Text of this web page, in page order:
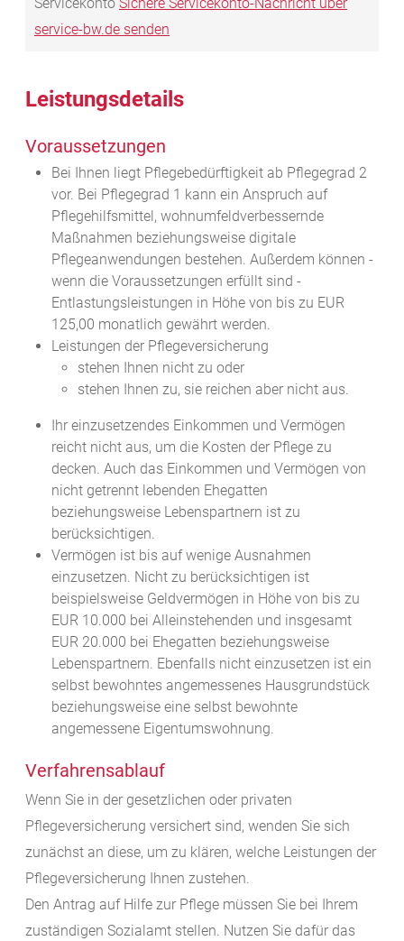
Servicekonto Sichere Servicekonto-Nachricht über
service-bw.de senden
Leistungsdetails
Voraussetzungen
Bei Ihnen liegt Pflegebedürftigkeit ab Pflegegrad 2
vor. Bei Pflegegrad 1 kann ein Anspruch auf
Pflegehilfsmittel, wohnumfeldverbessernde
Maßnahmen beziehungsweise digitale
Pflegeanwendungen bestehen. Außerdem können -
wenn die Voraussetzungen erfüllt sind -
Entlastungsleistungen in Höhe von bis zu EUR
125,00 monatlich gewährt werden.
Leistungen der Pflegeversicherung
stehen Ihnen nicht zu oder
stehen Ihnen zu, sie reichen aber nicht aus.
Ihr einzusetzendes Einkommen und Vermögen
reicht nicht aus, um die Kosten der Pflege zu
decken. Auch das Einkommen und Vermögen von
nicht getrennt lebenden Ehegatten
beziehungsweise Lebenspartnern ist zu
berücksichtigen.
Vermögen ist bis auf wenige Ausnahmen
einzusetzen. Nicht zu berücksichtigen ist
beispielsweise Geldvermögen in Höhe von bis zu
EUR 10.000 bei Alleinstehenden und insgesamt
EUR 20.000 bei Ehegatten beziehungsweise
Lebenspartnern. Ebenfalls nicht einzusetzen ist ein
selbst bewohntes angemessenes Hausgrundstück
beziehungsweise eine selbst bewohnte
angemessene Eigentumswohnung.
Verfahrensablauf
Wenn Sie in der gesetzlichen oder privaten
Pflegeversicherung versichert sind, wenden Sie sich
zunächst an diese, um zu klären, welche Leistungen der
Pflegeversicherung Ihnen zustehen.
Den Antrag auf Hilfe zur Pflege müssen Sie bei Ihrem
zuständigen Sozialamt stellen. Nutzen Sie dafür das